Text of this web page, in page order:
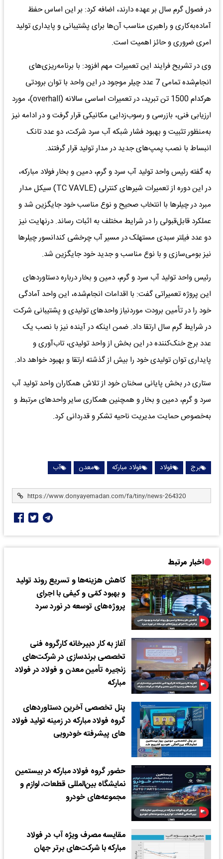
در فصول گرم سال بر عهده دارند، اضافه کرد: بر این اساس حفظ
آماده‌به‌کاری و راهبری مناسب آن‌ها برای پشتیبانی و پایداری تولید
امری ضروری و حائز اهمیت است.
وی در تشریح فرایند این تعمیرات مهم افزود: با برنامه‌ریزی‌های
انجام‌شده تمامی 7 عدد چیلر موجود در این واحد با توان برودتی
هرکدام 1500 تن تبرید، در تعمیرات اساسی سالانه (overhall)، مورد
ارزیابی فنی، بازرسی و رسوب‌زدایی مکانیکی قرار گرفت و در ادامه نیز
به‌منظور تثبیت و بهبود فشار شبکه آب سرد شرکت، دو عدد تانک
انبساط با نصب پمپ‌های جدید در مدار تولید قرار گرفتند.
به گفته رئیس واحد تولید آب سرد و گرم، دمین و بخار فولاد مبارکه،
در این دوره از تعمیرات شیرهای کنترلی (TC VAVLE) سیکل مدار
مبرد در چیلرها با انتخاب صحیح و نوع مناسب خود جایگزین شد و
عملکرد قابل‌قبولی را در شرایط مختلف به اثبات رساند. درنهایت نیز
دو عدد فیلتر سبدی مستهلک در مسیر آب چرخشی کندانسور چیلرها
نیز بومی‌سازی و با نوع مناسب و جدید خود جایگزین شد.
رئیس واحد تولید آب سرد و گرم، دمین و بخار درباره دستاوردهای
این پروژه تعمیراتی گفت: با اقدامات انجام‌شده، این واحد آمادگی
خود را در تأمین برودت موردنیاز واحدهای تولیدی و پشتیبانی شرکت
در شرایط گرم سال ارتقا داد. ضمن اینکه در آینده نیز با نصب یک
عدد برج خنک‌کننده در این بخش از واحد تولیدی، تاب‌آوری و
پایداری توان تولیدی خود را بیش از گذشته ارتقا و بهبود خواهد داد.
ستاری در بخش پایانی سخنان خود از تلاش همکاران واحد تولید آب
سرد و گرم، دمین و بخار و همچنین همکاری سایر واحدهای مرتبط و
به‌خصوص حمایت مدیریت ناحیه تشکر و قدردانی کرد.
برج فولاد فولاد مبارکه معدن آب
اخبار مرتبط
کاهش هزینه‌ها و تسریع روند تولید
و بهبود کمّی و کیفی با اجرای
پروژه‌های توسعه در نورد سرد
آغاز به کار دبیرخانه کارگروه فنی
تخصصی برندسازی در شرکت‌های
زنجیره تأمین معدن و فولاد در فولاد
مبارکه
پنل تخصصی آخرین دستاوردهای
گروه فولاد مبارکه در زمینه تولید فولاد
های پیشرفته خودرویی
حضور گروه فولاد مبارکه در بیستمین
نمایشگاه بین‌المللی قطعات، لوازم و
مجموعه‌های خودرو
مقایسه مصرف ویژه آب در فولاد
مبارکه با شرکت‌های برتر جهان